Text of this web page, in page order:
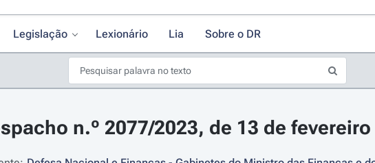
Legislação Lexionário Lia Sobre o DR
n.º 2077/2023, de 13 de fevereiro